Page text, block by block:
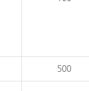
500